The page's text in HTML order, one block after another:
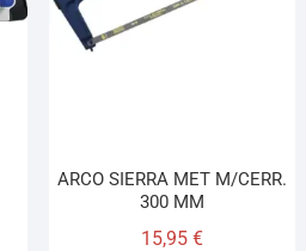
ARCO SIERRA MET M/CERR.
300 MM
15,95 €